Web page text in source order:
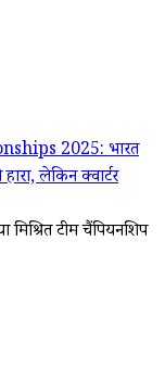
2025: भारत
लेकिन क्वार्टर
टीम चैंपियनशिप